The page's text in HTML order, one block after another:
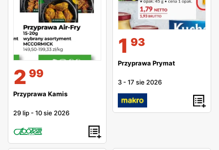
2 99
Przyprawa Kamis
29 lip -10 sie 2026
1 93
Przyprawa Prymat
3 -17 sie 2026